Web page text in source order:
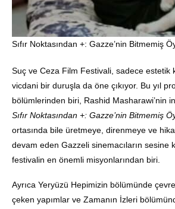
Sıfır Noktasından +: Gazze’nin Bitmemiş
Suç ve Ceza Film Festivali, sadece estetik
vicdani bir duruşla da öne çıkıyor. Bu yıl
bölümlerinden biri, Rashid Masharawi’nin
Sıfır Noktasından +: Gazze’nin Bitmemiş
ortasında bile üretmeye, direnmeye ve
devam eden Gazzeli sinemacıların sesine
festivalin en önemli misyonlarından biri.
Ayrıca Yeryüzü Hepimizin bölümünde
çeken yapımlar ve Zamanın İzleri